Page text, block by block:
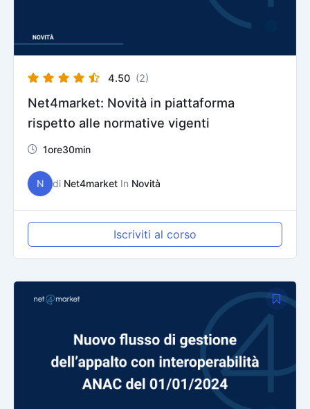
4.50 (2)
Net4market: Novità in piattaforma
rispetto alle normative vigenti
1ore30min
N di Net4marketIn Novità
Iscriviti al corso